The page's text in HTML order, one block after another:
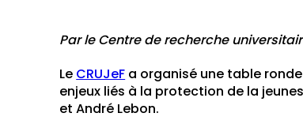
Par le Centre de recherche
Le CRUJeF a organisé une table ronde
enjeux liés à la protection de la
et André Lebon.